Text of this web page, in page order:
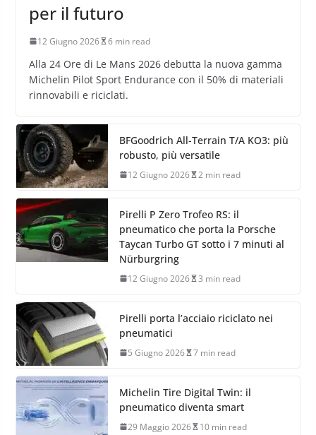
per il futuro
12 Giugno 2026 6 min read
Alla 24 Ore di Le Mans 2026 debutta la nuova gamma
Michelin Pilot Sport Endurance con il 50% di materiali
rinnovabili e riciclati.
BFGoodrich All-Terrain T/A KO3: più
robusto, più versatile
12 Giugno 2026 2 min read
Pirelli P Zero Trofeo RS: il
pneumatico che porta la Porsche
Taycan Turbo GT sotto i 7 minuti al
Nürburgring
12 Giugno 2026 3 min read
Pirelli porta l’acciaio riciclato nei
pneumatici
5 Giugno 2026 7 min read
Michelin Tire Digital Twin: il
pneumatico diventa smart
29 Maggio 2026 10 min read